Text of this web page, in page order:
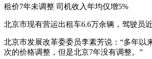
租价7年未调整 司机收入年均仅增5%
北京市现有营运出租车6.6万余辆，驾驶员
北京市发展改革委委员李素芳说：“多年以
次的价格调整，但是北京7年没有调整。”